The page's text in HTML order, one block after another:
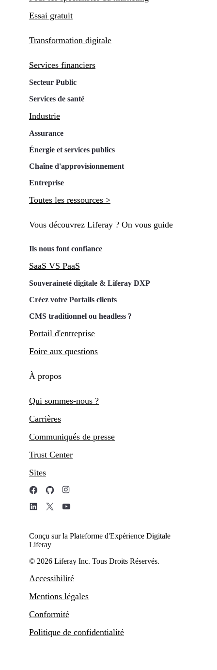
Essai gratuit
Transformation digitale
Services financiers
Secteur Public
Services de santé
Industrie
Assurance
Énergie et services publics
Chaîne d'approvisionnement
Entreprise
Toutes les ressources >
Vous découvrez Liferay ? On vous guide
Ils nous font confiance
SaaS VS PaaS
Souveraineté digitale & Liferay DXP
Créez votre Portails clients
CMS traditionnel ou headless ?
Portail d'entreprise
Foire aux questions
À propos
Qui sommes-nous ?
Carrières
Communiqués de presse
Trust Center
Sites
Conçu sur la Plateforme d'Expérience Digitale
Liferay
© 2026 Liferay Inc. Tous Droits Réservés.
Accessibilité
Mentions légales
Conformité
Politique de confidentialité